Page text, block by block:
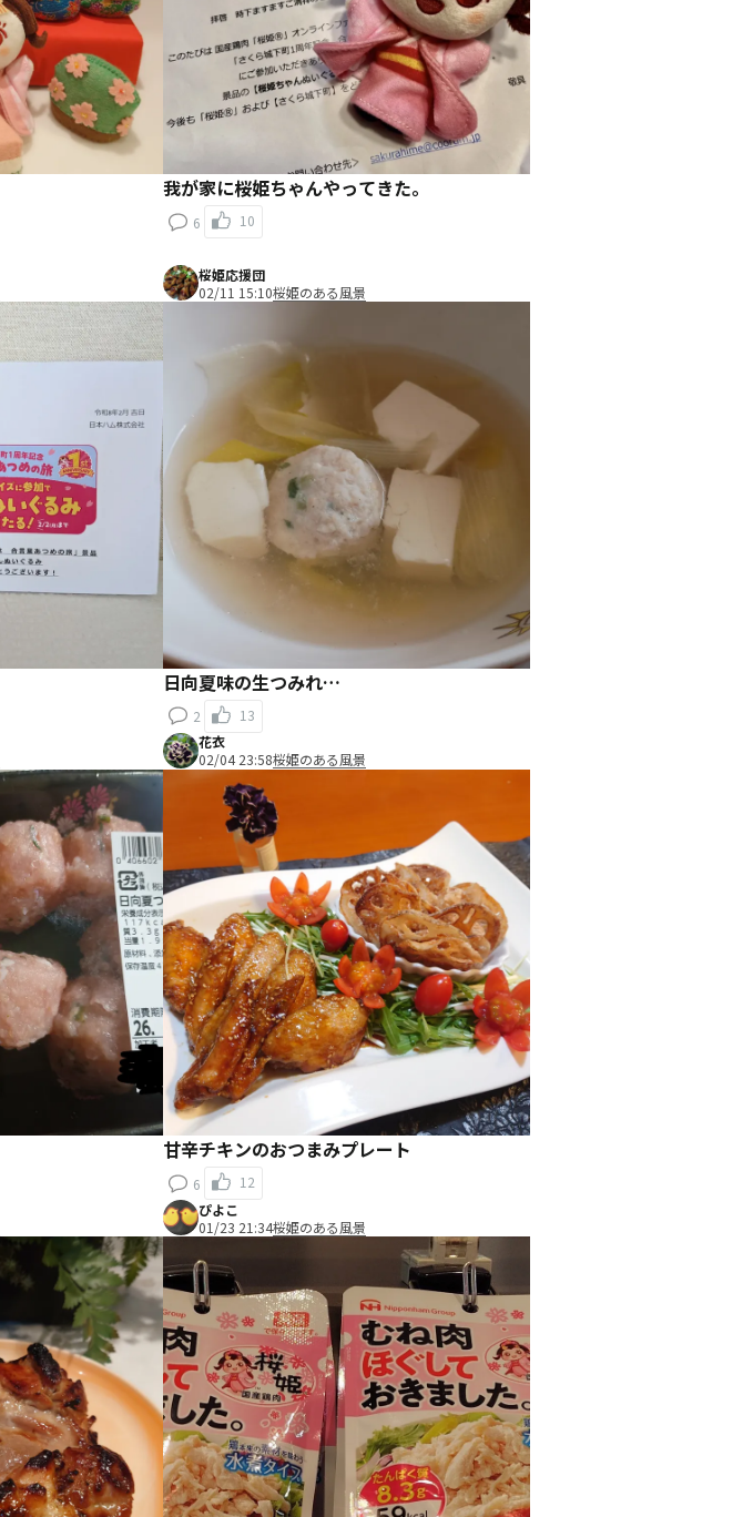
我が家に桜姫ちゃんやってきた。
6 10
桜姫応援団
02/11 15:10桜姫のある風景
日向夏味の生つみれ…
2
13
花衣
02/04 23:58桜姫のある風景
甘辛チキンのおつまみプレート
6
12
ぴよこ
01/23 21:34桜姫のある風景